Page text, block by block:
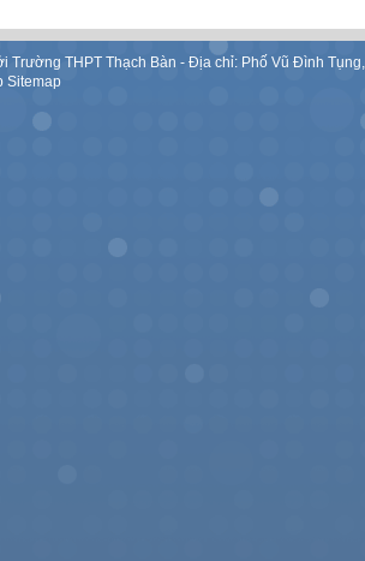
Trường THPT Thạch Bàn - Địa chỉ: Phố Vũ Đình
Sitemap